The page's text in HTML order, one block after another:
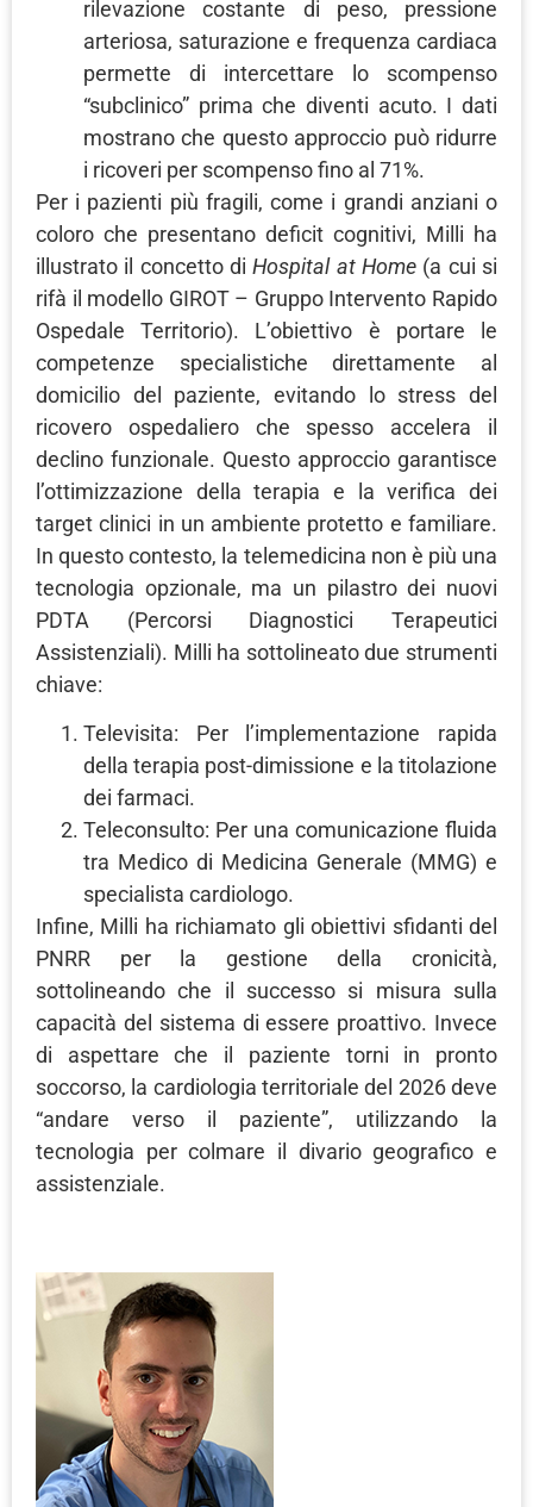
rilevazione costante di peso, pressione
arteriosa, saturazione e frequenza cardiaca
permette di intercettare lo scompenso
“subclinico” prima che diventi acuto. I dati
mostrano che questo approccio può ridurre
i ricoveri per scompenso fino al 71%.
Per i pazienti più fragili, come i grandi anziani o
coloro che presentano deficit cognitivi, Milli ha
illustrato il concetto diHospital at Home (a cui si
rifà il modello GIROT – Gruppo Intervento Rapido
Ospedale Territorio). L’obiettivo è portare le
competenze specialistiche direttamente al
domicilio del paziente, evitando lo stress del
ricovero ospedaliero che spesso accelera il
declino funzionale. Questo approccio garantisce
l’ottimizzazione della terapia e la verifica dei
target clinici in un ambiente protetto e familiare.
In questo contesto, la telemedicina non è più una
tecnologia opzionale, ma un pilastro dei nuovi
PDTA (Percorsi Diagnostici Terapeutici
Assistenziali). Milli ha sottolineato due strumenti
chiave:
Televisita: Per l’implementazione rapida
della terapia post-dimissione e la titolazione
dei farmaci.
Teleconsulto: Per una comunicazione fluida
tra Medico di Medicina Generale (MMG) e
specialista cardiologo.
Infine, Milli ha richiamato gli obiettivi sfidanti del
PNRR per la gestione della cronicità,
sottolineando che il successo si misura sulla
capacità del sistema di essere proattivo. Invece
di aspettare che il paziente torni in pronto
soccorso, la cardiologia territoriale del 2026 deve
“andare verso il paziente”, utilizzando la
tecnologia per colmare il divario geografico e
assistenziale.